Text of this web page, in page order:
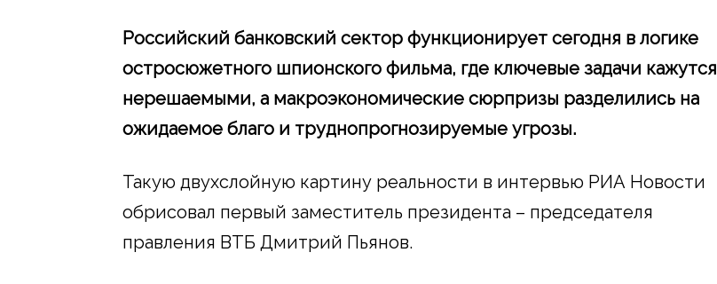
Российский банковский сектор функционирует сегодня в логике
остросюжетного шпионского фильма, где ключевые задачи кажутся
нерешаемыми, а макроэкономические сюрпризы разделились на
ожидаемое благо и труднопрогнозируемые угрозы.
Такую двухслойную картину реальности в интервью РИА Новости
обрисовал первый заместитель президента – председателя
правления ВТБ Дмитрий Пьянов.